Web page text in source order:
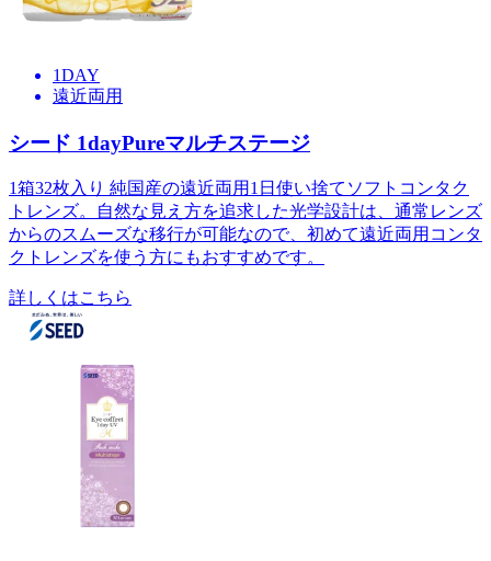
1DAY
遠近両用
シード 1dayPureマルチステージ
1箱32枚入り 純国産の遠近両用1日使い捨てソフトコンタク
トレンズ。自然な見え方を追求した光学設計は、通常レンズ
からのスムーズな移行が可能なので、初めて遠近両用コンタ
クトレンズを使う方にもおすすめです。
詳しくはこちら